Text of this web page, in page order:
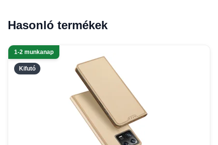
Hasonló termékek
Kifutó
1-2 munkanap